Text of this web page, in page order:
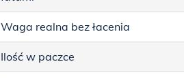
Waga realna bez łacenia
Ilość w paczce